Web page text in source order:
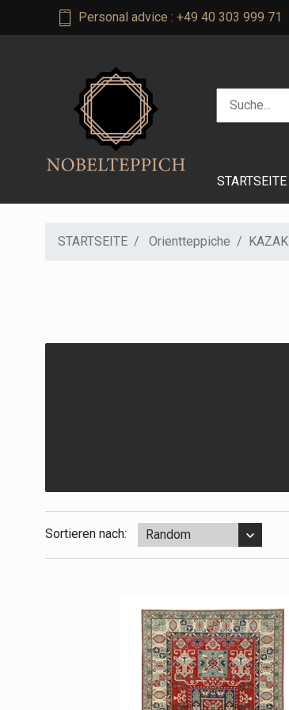
Personal advice : +49 40 303 999 71
STARTSEITE
STARTSEITE Orientteppiche KAZAK
Sortieren nach: Random